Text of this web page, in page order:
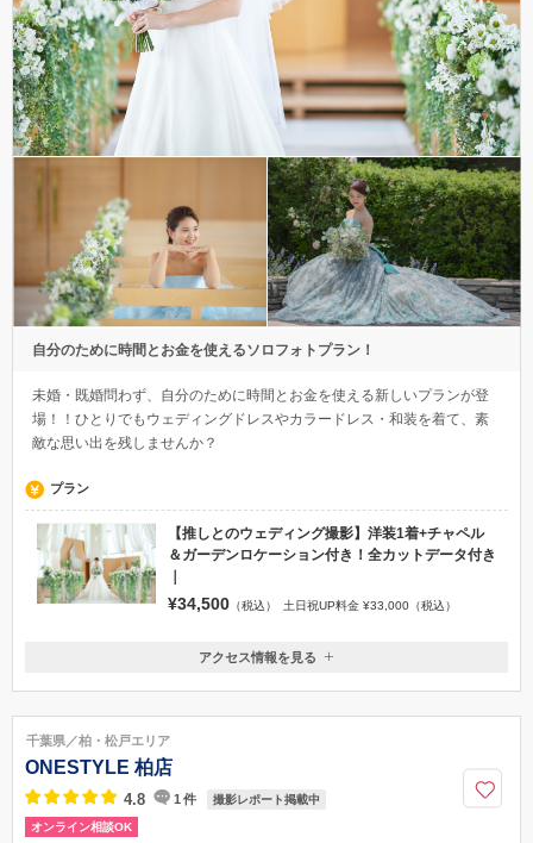
自分のために時間とお金を使えるソロフォトプラン！
未婚・既婚問わず、自分のために時間とお金を使える新しいプランが登
場！！ひとりでもウェディングドレスやカラードレス・和装を着て、素
敵な思い出を残しませんか？
プラン
【推しとのウェディング撮影】洋装1着+チャペル
＆ガーデンロケーション付き！全カットデータ付き
¥34,500 （税込） 土日祝UP料金 ¥33,000（税込）
千葉県千葉市中央区本千葉町１５−１ 京成ホテルミラマーレ7F
0120-945-906
アクセス情報を見る
千葉県／柏・松戸エリア
ONESTYLE 柏店
4.8 1件 撮影レポート掲載中
オンライン相談OK